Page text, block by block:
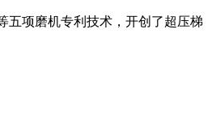
五项磨机专利技术，开创了超压梯